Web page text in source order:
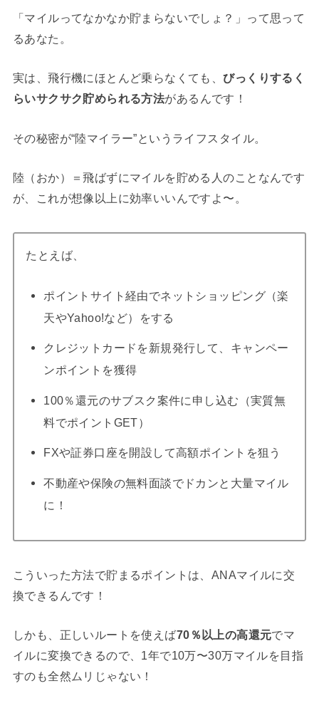
「マイルってなかなか貯まらないでしょ？」って思って
るあなた。
実は、飛行機にほとんど乗らなくても、びっくりするく
らいサクサク貯められる方法があるんです！
その秘密が“陸マイラー”というライフスタイル。
陸（おか）＝飛ばずにマイルを貯める人のことなんです
が、これが想像以上に効率いいんですよ〜。
たとえば、
ポイントサイト経由でネットショッピング（楽
天やYahoo!など）をする
クレジットカードを新規発行して、キャンペー
ンポイントを獲得
100％還元のサブスク案件に申し込む（実質無
料でポイントGET）
FXや証券口座を開設して高額ポイントを狙う
不動産や保険の無料面談でドカンと大量マイル
に！
こういった方法で貯まるポイントは、ANAマイルに交
換できるんです！
しかも、正しいルートを使えば70％以上の高還元でマ
イルに変換できるので、1年で10万〜30万マイルを目指
すのも全然ムリじゃない！